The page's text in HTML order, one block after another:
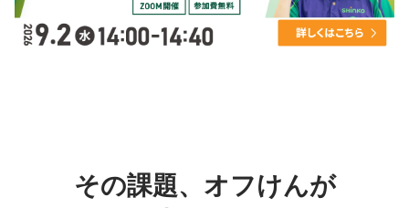
その課題、オフけんが